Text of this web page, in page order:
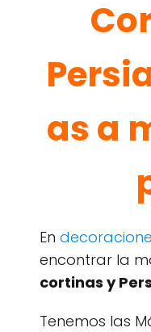
as a
En
encontrar la
cortinas y
Tenemos las